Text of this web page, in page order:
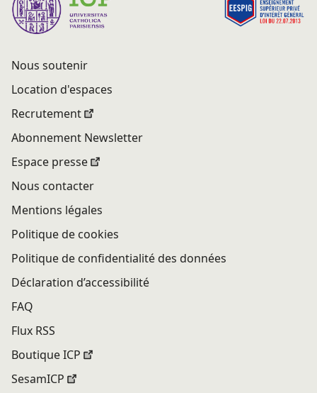
Nous soutenir
Location d'espaces
Recrutement
Abonnement Newsletter
Espace presse
Nous contacter
Mentions légales
Politique de cookies
Politique de confidentialité des données
Déclaration d’accessibilité
FAQ
Flux RSS
Boutique ICP
SesamICP